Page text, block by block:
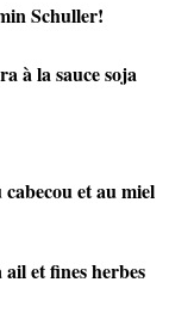
Schuller!
à la sauce soja
et au miel
et fines herbes